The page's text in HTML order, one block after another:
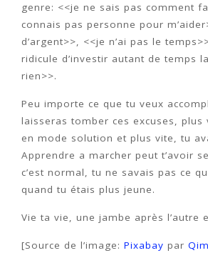
genre: <<je ne sais pas comment
connais pas personne pour
d’argent>>, <<je n’ai pas le
ridicule d’investir autant de temps
rien>>.
Peu importe ce que tu veux
laisseras tomber ces excuses,
en mode solution et plus vite, tu
Apprendre a marcher peut t’avoir
c’est normal, tu ne savais pas ce
quand tu étais plus jeune.
Vie ta vie, une jambe après l’autre
[Source de l’image: Pixabay par